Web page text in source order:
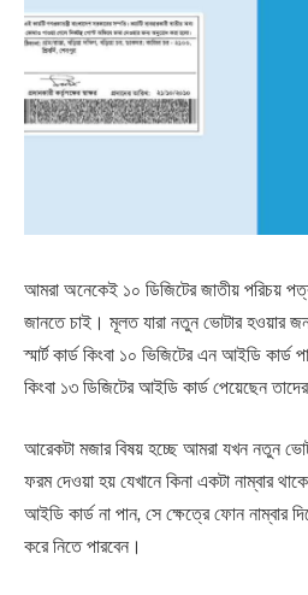
আমরা অনেকেই ১০ ডিজিটের জাতীয় পরিচয়
জানতে চাই। মূলত যারা নতুন ভোটার হওয়ার
স্মার্ট কার্ড কিংবা ১০ ভিজিটের এন আইডি
কিংবা ১৩ ডিজিটের আইডি কার্ড পেয়েছেন
আরেকটা মজার বিষয় হচ্ছে আমরা যখন নতুন
ফরম দেওয়া হয় যেখানে কিনা একটা নাম্বার
আইডি কার্ড না পান, সে ক্ষেত্রে ফোন নাম্বার
করে নিতে পারবেন।